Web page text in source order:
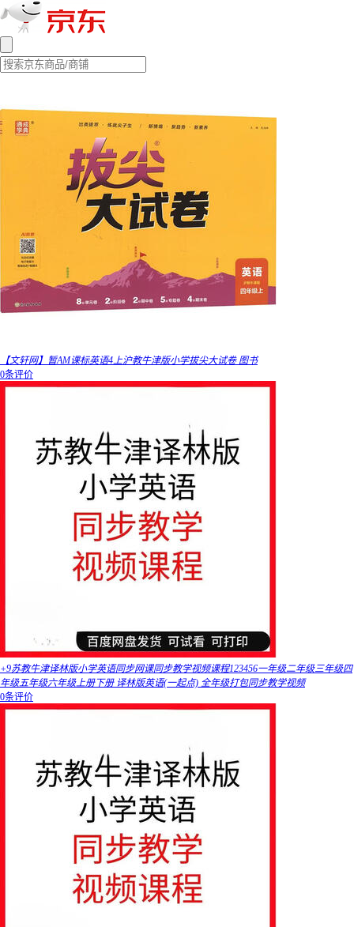
【文轩网】暂AM课标英语4上沪教牛津版小学拔尖大试卷 图书
0条评价
+9苏教牛津译林版小学英语同步网课同步教学视频课程123456一年级二年级三年级四
年级五年级六年级上册下册 译林版英语(一起点) 全年级打包同步教学视频
0条评价